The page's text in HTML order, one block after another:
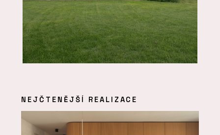
NEJČTENĚJŠÍ REALIZACE